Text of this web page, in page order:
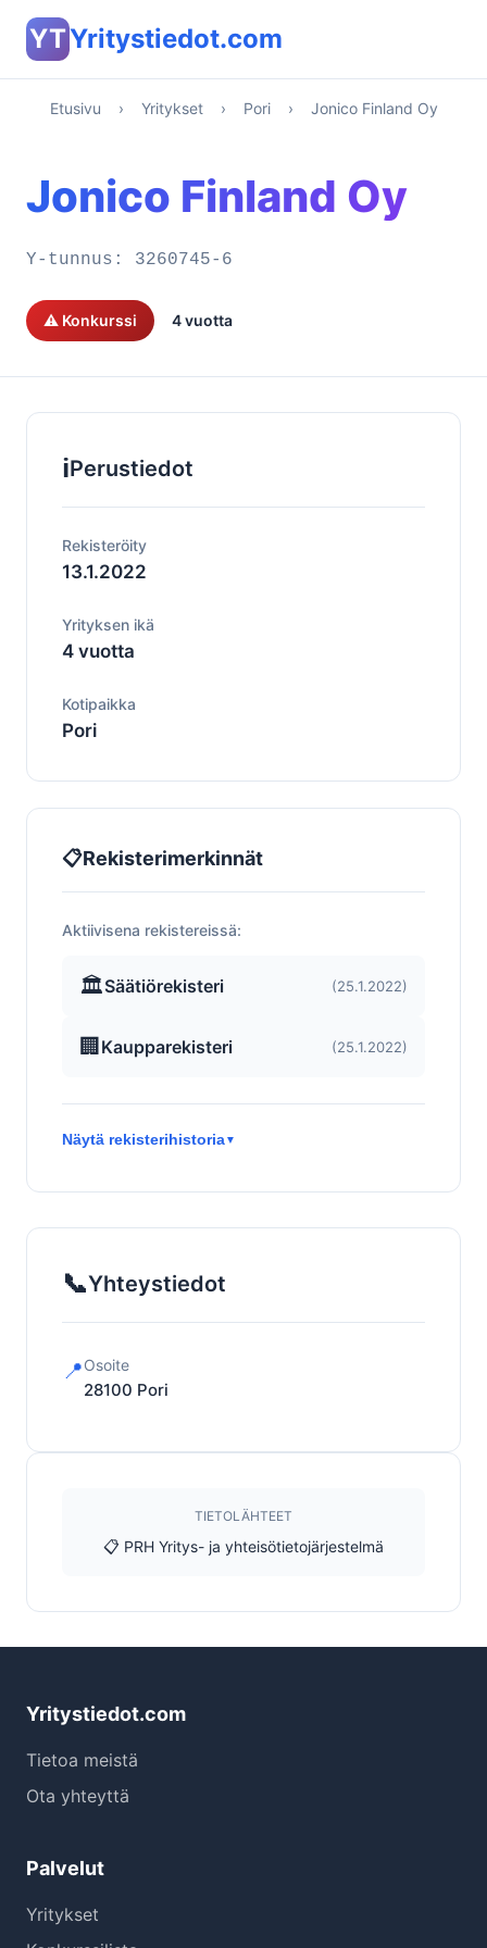
YTYritystiedot.com
Etusivu › Yritykset › Pori › Jonico Finland Oy
Jonico Finland Oy
Y-tunnus: 3260745-6
⚠️ Konkurssi 4 vuotta
ℹ️Perustiedot
Rekisteröity
13.1.2022
Yrityksen ikä
4 vuotta
Kotipaikka
Pori
📋Rekisterimerkinnät
Aktiivisena rekistereissä:
🏛️Säätiörekisteri (25.1.2022)
🏢 Kaupparekisteri (25.1.2022)
Näytä rekisterihistoria▼
📞Yhteystiedot
📍Osoite
28100 Pori
TIETOLÄHTEET
📋 PRH Yritys- ja yhteisötietojärjestelmä
Yritystiedot.com
Tietoa meistä
Ota yhteyttä
Palvelut
Yritykset